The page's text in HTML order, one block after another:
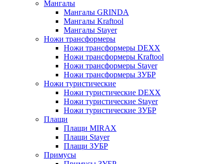
Мангалы
Мангалы GRINDA
Мангалы Kraftool
Мангалы Stayer
Ножи трансформеры
Ножи трансформеры DEXX
Ножи трансформеры Kraftool
Ножи трансформеры Stayer
Ножи трансформеры ЗУБР
Ножи туристические
Ножи туристические DEXX
Ножи туристические Stayer
Ножи туристические ЗУБР
Плащи
Плащи MIRAX
Плащи Stayer
Плащи ЗУБР
Примусы